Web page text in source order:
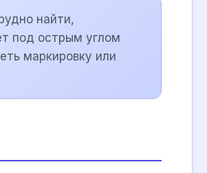
найти,
под острым углом
маркировку или